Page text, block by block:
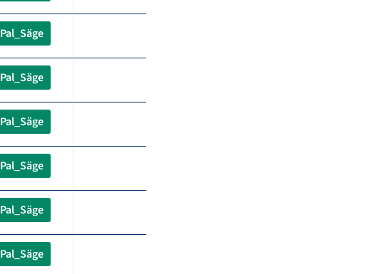
Pal_Säge
Pal_Säge
Pal_Säge
Pal_Säge
Pal_Säge
Pal_Säge